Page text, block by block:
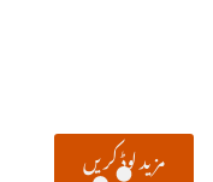
مزید لوڈ کریں